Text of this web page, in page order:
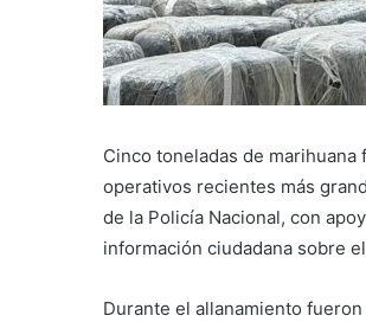
Cinco toneladas de
operativos recientes más
de la Policía Nacional, con
información ciudadana sobre
Durante el allanamiento